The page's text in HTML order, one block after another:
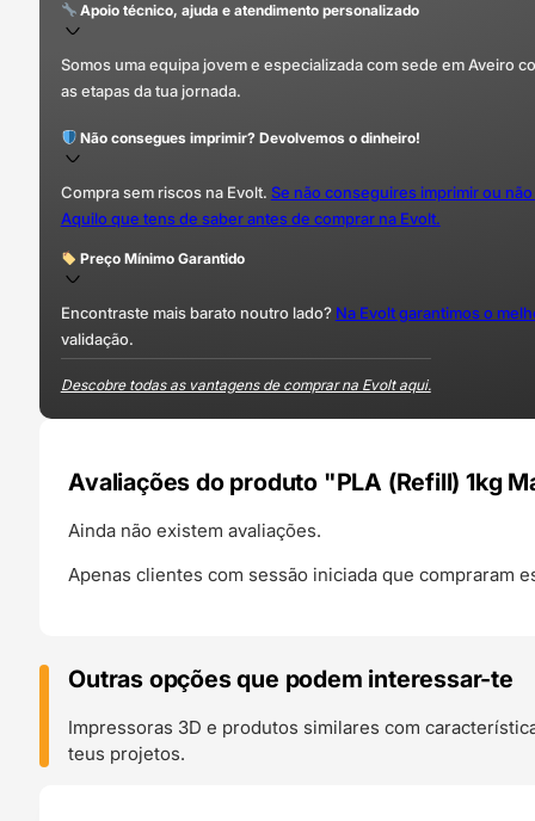
Apoio técnico, ajuda e atendimento personalizado
Somos uma equipa jovem e especializada com sede em Aveiro
as etapas da tua jornada.
Não consegues imprimir? Devolvemos o dinheiro!
Compra sem riscos na Evolt. Se não conseguires imprimir ou
Aquilo que tens de saber antes de comprar na Evolt.
Preço Mínimo Garantido
Encontraste mais barato noutro lado? Na Evolt garantimos o
validação.
Descobre todas as vantagens de comprar na Evolt aqui.
Avaliações do produto "PLA (Refill) 1kg
Ainda não existem avaliações.
Apenas clientes com sessão iniciada que compraram
Outras opções que podem interessar-te
Impressoras 3D e produtos similares com
teus projetos.